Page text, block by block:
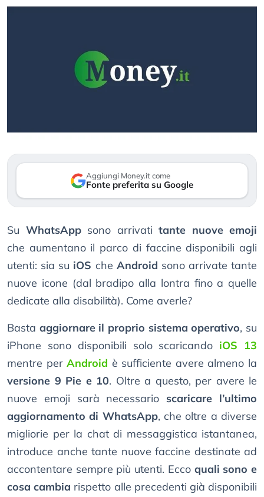
Aggiungi Money.it come
Fonte preferita su Google
Su WhatsAppsono arrivati tante nuove emoji
che aumentano il parco di faccine disponibili agli
utenti: sia su iOS che Android sono arrivate tante
nuove icone (dal bradipo alla lontra fino a quelle
dedicate alla disabilità). Come averle?
Basta aggiornare il proprio sistema operativo, su
iPhone sono disponibili solo scaricando iOS 13
mentre perAndroid è sufficiente avere almeno la
versione 9 Pie e 10. Oltre a questo, per avere le
nuove emoji sarà necessario scaricare l’ultimo
aggiornamento di WhatsApp, che oltre a diverse
migliorie per la chat di messaggistica istantanea,
introduce anche tante nuove faccine destinate ad
accontentare sempre più utenti. Ecco quali sono e
cosa cambia rispetto alle precedenti già disponibili